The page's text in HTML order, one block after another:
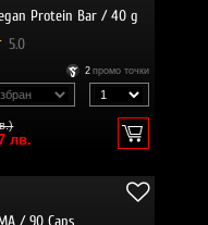
Protein Bar / 40 g
5.0
2 промо точки
лв.
/ 90 Caps